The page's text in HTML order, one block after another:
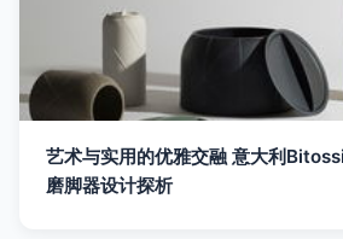
艺术与实用的优雅交融 意大利
磨脚器设计探析